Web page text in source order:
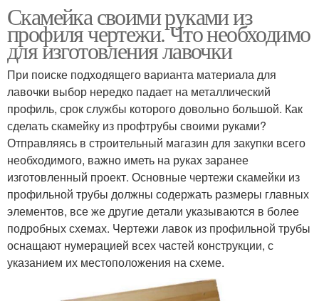
Скамейка своими руками из
профиля чертежи. Что необходимо
для изготовления лавочки
При поиске подходящего варианта материала для
лавочки выбор нередко падает на металлический
профиль, срок службы которого довольно большой. Как
сделать скамейку из профтрубы своими руками?
Отправляясь в строительный магазин для закупки всего
необходимого, важно иметь на руках заранее
изготовленный проект. Основные чертежи скамейки из
профильной трубы должны содержать размеры главных
элементов, все же другие детали указываются в более
подробных схемах. Чертежи лавок из профильной трубы
оснащают нумерацией всех частей конструкции, с
указанием их местоположения на схеме.